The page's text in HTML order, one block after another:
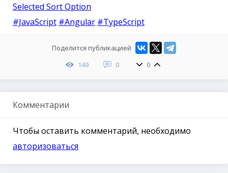
Selected Sort Option
#JavaScript #Angular #TypeScript
Поделится публикацией
149
0 0
Комментарии
Чтобы оставить комментарий, необходимо
авторизоваться